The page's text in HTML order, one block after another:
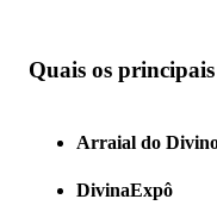
Quais os
Arraial do
DivinaExpô